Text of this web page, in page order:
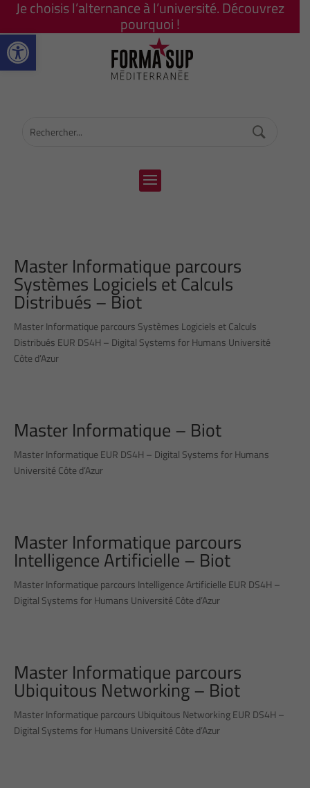
Ouvrir la barre d’outils
Je choisis l’alternance à l’université. Découvrez
pourquoi !
Master Informatique parcours
Systèmes Logiciels et Calculs
Distribués – Biot
Master Informatique parcours Systèmes Logiciels et Calculs
Distribués EUR DS4H – Digital Systems for Humans Université
Côte d’Azur
Master Informatique – Biot
Master Informatique EUR DS4H – Digital Systems for Humans
Université Côte d’Azur
Master Informatique parcours
Intelligence Artificielle – Biot
Master Informatique parcours Intelligence Artificielle EUR DS4H –
Digital Systems for Humans Université Côte d’Azur
Master Informatique parcours
Ubiquitous Networking – Biot
Master Informatique parcours Ubiquitous Networking EUR DS4H –
Digital Systems for Humans Université Côte d’Azur